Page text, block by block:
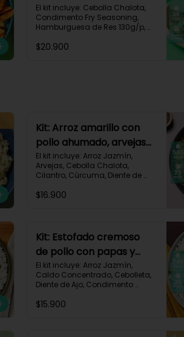
papas y cebolla
caramelizada-142
El kit incluye: Cebolla Chalota,
Condimento Fry Seasoning,
Hamburguesa de Res 130g/p,
Hamburguesa brioche, Papa
$20.900
Kit: Arroz amarillo con
pollo ahumado, arvejas
y cilantro-131
El kit incluye: Arroz Jazmín,
Arvejas, Cebolla Chalota,
Cilantro, Cúrcuma, Diente de
Pollo (foto 160g/p), Tomate,
| Proteínas 37g | 580 kcal
$16.900
Kit: Estofado cremoso
de pollo con papas y
arroz jazmín-127
El kit incluye: Arroz Jazmín,
Caldo Concentrado, Cebolleta,
Diente de Ajo, Condimento
de Pollo (foto 160g/p), Queso
$15.900